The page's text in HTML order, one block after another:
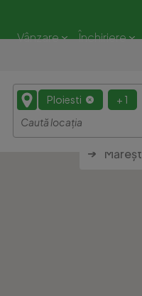
Vânzare Închiriere
Ploiesti + 1